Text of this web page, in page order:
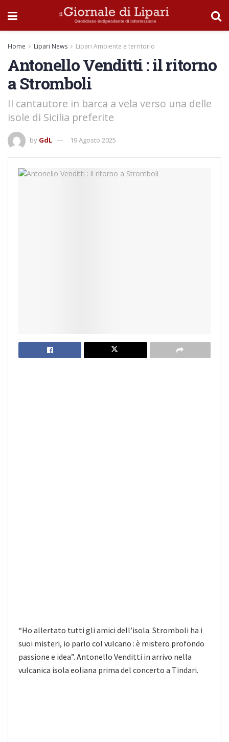
Home Lipari News Lipari Ambiente e territorio
Antonello Venditti : il ritorno
a Stromboli
Il cantautore in barca a vela verso una delle
isole di Sicilia preferite
by GdL 19 Agosto 2025
“Ho allertato tutti gli amici dell’isola. Stromboli ha i
suoi misteri, io parlo col vulcano : è mistero profondo
passione e idea”. Antonello Venditti in arrivo nella
vulcanica isola eoliana prima del concerto a Tindari.